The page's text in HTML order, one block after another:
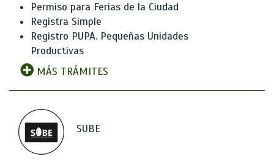
Permiso para Ferias de la Ciudad
Registra Simple
Registro PUPA. Pequeñas Unidades
Productivas
MÁS TRÁMITES
SUBE